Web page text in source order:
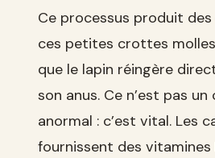
Ce processus produit des
ces petites crottes
que le lapin réingère
son anus. Ce n’est pas
anormal : c’est vital. Les
fournissent des vitamines